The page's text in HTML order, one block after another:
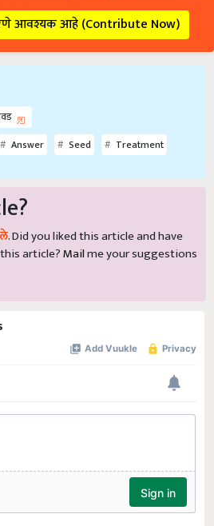
आवश्यक आहे (Contribute Now)
Answer Seed Treatment
. Did you liked this article and have
article?Mailme your suggestions